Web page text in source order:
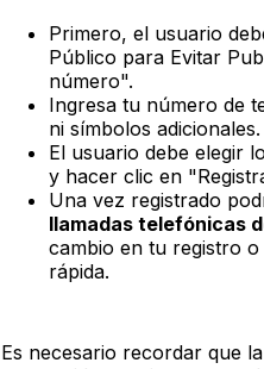
Primero, el usuario
Público para Evitar
número".
Ingresa tu número de
ni símbolos adicionales.
El usuario debe elegir
y hacer clic en
Una vez registrado
llamadas telefónicas
cambio en tu registro
rápida.
Es necesario recordar que